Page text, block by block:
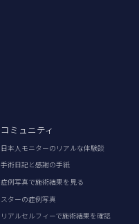
コミュニティ
日本人モニターのリアルな体験談
手術日記と感謝の手紙
症例写真で施術結果を見る
スターの症例写真
リアルセルフィーで施術結果を確認